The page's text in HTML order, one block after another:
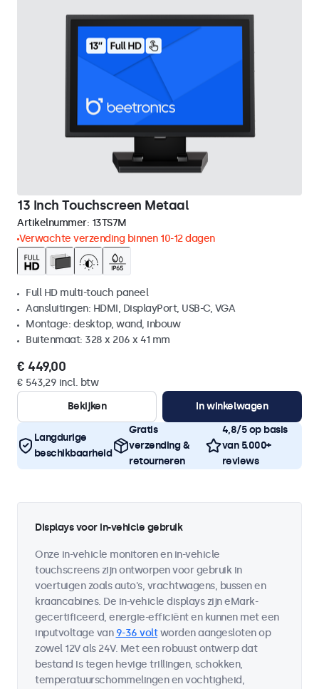
13 Inch Touchscreen Metaal
Artikelnummer: 13TS7M
Verwachte verzending binnen 10-12 dagen
Full HD multi-touch paneel
Aansluitingen: HDMI, DisplayPort, USB-C, VGA
Montage: desktop, wand, inbouw
Buitenmaat: 328 x 206 x 41 mm
€ 449,00
€ 543,29 incl. btw
Bekijken
In winkelwagen
Langdurige
beschikbaarheid
Gratis
verzending &
retourneren
4,8/5 op basis
van 5.000+
reviews
Displays voor in-vehicle gebruik
Onze in-vehicle monitoren en in-vehicle
touchscreens zijn ontworpen voor gebruik in
voertuigen zoals auto's, vrachtwagens, bussen en
kraancabines. De in-vehicle displays zijn eMark-
gecertificeerd, energie-efficiënt en kunnen met een
inputvoltage van 9-36 voltworden aangesloten op
zowel 12V als 24V. Met een robuust ontwerp dat
bestand is tegen hevige trillingen, schokken,
temperatuurschommelingen en vochtigheid,